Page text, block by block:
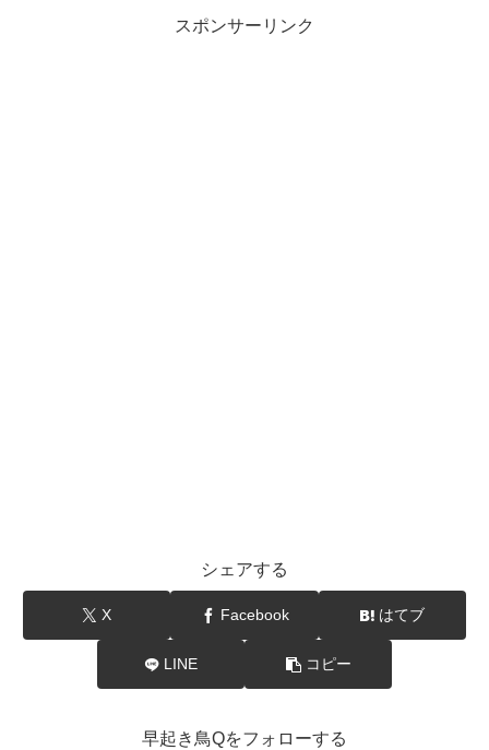
スポンサーリンク
シェアする
X Facebook はてブ
LINE コピー
早起き鳥Qをフォローする